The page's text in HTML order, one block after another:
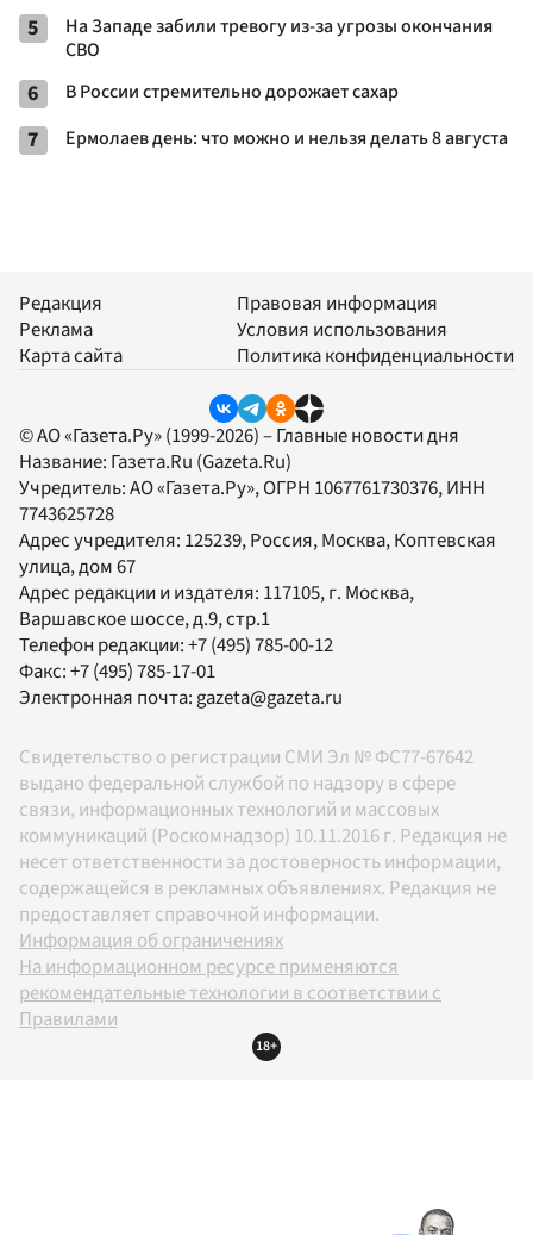
5
На Западе забили тревогу из-за угрозы окончания
СВО
6 В России стремительно дорожает сахар
7 Ермолаев день: что можно и нельзя делать 8 августа
Редакция
Реклама
Карта сайта
Правовая информация
Условия использования
Политика конфиденциальности
© АО «Газета.Ру» (1999-2026) – Главные новости дня
Название: Газета.Ru (Gazeta.Ru)
Учредитель:АО «Газета.Ру», ОГРН 1067761730376, ИНН
7743625728
Адрес учредителя: 125239, Россия, Москва, Коптевская
улица, дом 67
Адрес редакции и издателя: 117105, г. Москва,
Варшавское шоссе, д.9, стр.1
Телефон редакции:+7 (495) 785-00-12
Факс:+7 (495) 785-17-01
Электронная почта: gazeta@gazeta.ru
Свидетельство о регистрации СМИ Эл № ФС77-67642
выдано федеральной службой по надзору в сфере
связи, информационных технологий и массовых
коммуникаций (Роскомнадзор) 10.11.2016 г. Редакция не
несет ответственности за достоверность информации,
содержащейся в рекламных объявлениях. Редакция не
предоставляет справочной информации.
Информация об ограничениях
На информационном ресурсе применяются
рекомендательные технологии в соответствии с
Правилами
18+